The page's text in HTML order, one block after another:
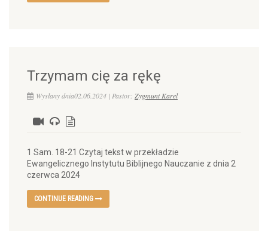
Trzymam cię za rękę
Wysłany dnia02.06.2024 | Pastor: Zygmunt Karel
1 Sam. 18-21 Czytaj tekst w przekładzie
Ewangelicznego Instytutu Biblijnego Nauczanie z dnia 2
czerwca 2024
CONTINUE READING